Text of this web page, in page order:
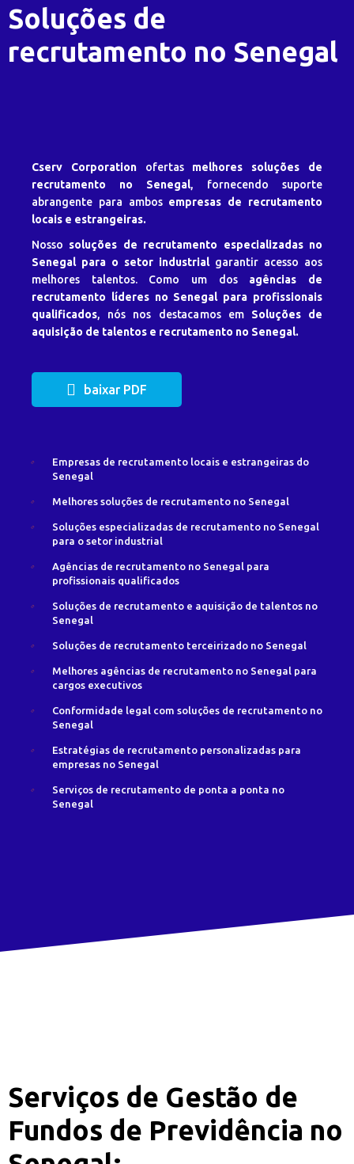
Soluções de
recrutamento no Senegal
Cserv Corporationofertas melhores soluções de
recrutamento no Senegal, fornecendo suporte
abrangente para ambos empresas de recrutamento
locais e estrangeiras.
Nosso soluções de recrutamento especializadas no
Senegal para o setor industrialgarantir acesso aos
melhores talentos. Como um dos agências de
recrutamento líderes no Senegal para profissionais
qualificados, nós nos destacamos em Soluções de
aquisição de talentos e recrutamento no Senegal.
baixar PDF
Empresas de recrutamento locais e estrangeiras do
Senegal
Melhores soluções de recrutamento no Senegal
Soluções especializadas de recrutamento no Senegal
para o setor industrial
Agências de recrutamento no Senegal para
profissionais qualificados
Soluções de recrutamento e aquisição de talentos no
Senegal
Soluções de recrutamento terceirizado no Senegal
Melhores agências de recrutamento no Senegal para
cargos executivos
Conformidade legal com soluções de recrutamento no
Senegal
Estratégias de recrutamento personalizadas para
empresas no Senegal
Serviços de recrutamento de ponta a ponta no
Senegal
Serviços de Gestão de
Fundos de Previdência no